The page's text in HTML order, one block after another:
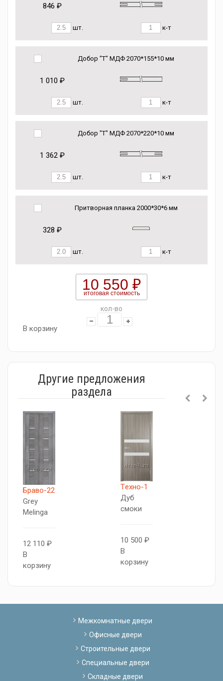
846 ₽
шт. к-т
Добор "Т" МДФ 2070*155*10 мм
1 010 ₽
шт. к-т
Добор "Т" МДФ 2070*220*10 мм
1 362 ₽
шт. к-т
Притворная планка 2000*30*6 мм
328 ₽
шт. к-т
10 550 ₽
итоговая стоимость
кол-во
В корзину
Другие предложения
раздела
Браво-22
Grey
Melinga
12 110 ₽
В
корзину
Tехно-1
Дуб
смоки
10 500 ₽
В
корзину
Межкомнатные двери
Офисные двери
Строительные двери
Специальные двери
Складные двери